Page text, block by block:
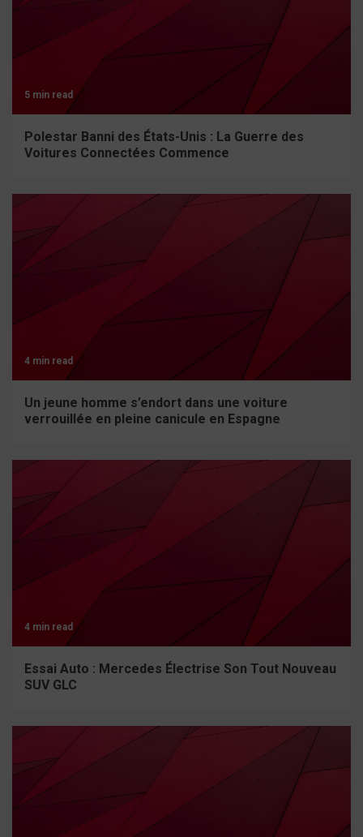
5 min read
Polestar Banni des États-Unis : La Guerre des
Voitures Connectées Commence
4 min read
Un jeune homme s’endort dans une voiture
verrouillée en pleine canicule en Espagne
4 min read
Essai Auto : Mercedes Électrise Son Tout Nouveau
SUV GLC